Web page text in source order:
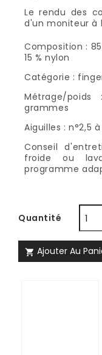
Le rendu des
d'un moniteur à
Composition :
15 % nylon
Catégorie :
Métrage/
grammes
Aiguilles : n°2,5
Conseil
froide ou
programme
Quantité
 Ajouter Au